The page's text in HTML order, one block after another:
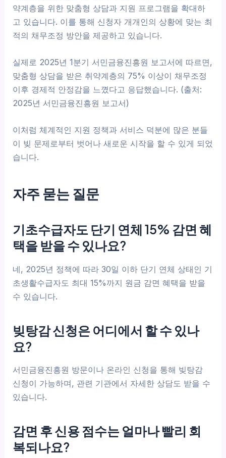
약계층을 위한 맞춤형 상담과 지원 프로그램을 확대하
고 있습니다. 이를 통해 신청자 개개인의 상황에 맞는 최
적의 채무조정 방안을 제공하고 있습니다.
실제로 2025년 1분기 서민금융진흥원 보고서에 따르면,
맞춤형 상담을 받은 취약계층의 75% 이상이 채무조정
이후 경제적 안정감을 느꼈다고 응답했습니다. (출처:
2025년 서민금융진흥원 보고서)
이처럼 체계적인 지원 정책과 서비스 덕분에 많은 분들
이 빚 문제로부터 벗어나 새로운 시작을 할 수 있게 되었
습니다.
자주 묻는 질문
기초수급자도 단기 연체 15% 감면 혜
택을 받을 수 있나요?
네, 2025년 정책에 따라 30일 이하 단기 연체 상태인 기
초생활수급자도 최대 15%까지 원금 감면 혜택을 받을
수 있습니다.
빚탕감 신청은 어디에서 할 수 있나
요?
서민금융진흥원 방문이나 온라인 신청을 통해 빚탕감
신청이 가능하며, 관련 기관에서 자세한 상담도 받을 수
있습니다.
감면 후 신용 점수는 얼마나 빨리 회
복되나요?